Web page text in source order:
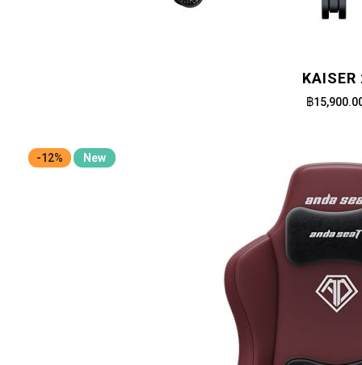
KAISER
฿
-12% New